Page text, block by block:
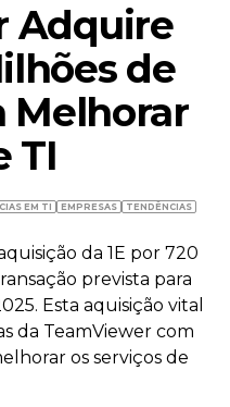
Adquire
de
Melhorar
TI
EM TI EMPRESAS TENDÊNCIAS
da 1E por 720
prevista para
Esta aquisição vital
da TeamViewer com
os serviços de